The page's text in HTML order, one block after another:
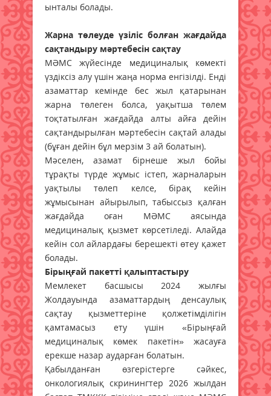
ынталы болады.
Жарна төлеуде үзіліс болған жағдайда
сақтандыру мәртебесін сақтау
МӘМС жүйесінде медициналық көмекті
үздіксіз алу үшін жаңа норма енгізілді. Енді
азаматтар кемінде бес жыл қатарынан
жарна төлеген болса, уақытша төлем
тоқтатылған жағдайда алты айға дейін
сақтандырылған мәртебесін сақтай алады
(бұған дейін бұл мерзім 3 ай болатын).
Мәселен, азамат бірнеше жыл бойы
тұрақты түрде жұмыс істеп, жарналарын
уақтылы төлеп келсе, бірақ кейін
жұмысынан айырылып, табыссыз қалған
жағдайда оған МӘМС аясында
медициналық қызмет көрсетіледі. Алайда
кейін сол айлардағы берешекті өтеу қажет
болады.
Бірыңғай пакетті қалыптастыру
Мемлекет басшысы 2024 жылғы
Жолдауында азаматтардың денсаулық
сақтау қызметтеріне қолжетімділігін
қамтамасыз ету үшін «Бірыңғай
медициналық көмек пакетін» жасауға
ерекше назар аударған болатын.
Қабылданған өзгерістерге сәйкес,
онкологиялық скринингтер 2026 жылдан